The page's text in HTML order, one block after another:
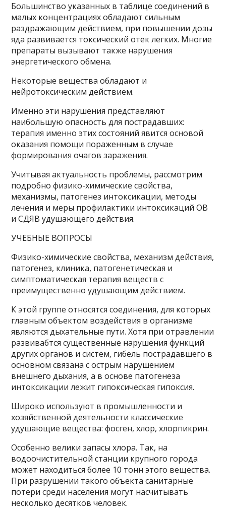
Большинство указанных в таблице соединений в
малых концентрациях обладают сильным
раздражающим действием, при повышении дозы
яда развивается токсический отек легких. Многие
препараты вызывают также нарушения
энергетического обмена.
Некоторые вещества обладают и
нейротоксическим действием.
Именно эти нарушения представляют
наибольшую опасность для пострадавших:
терапия именно этих состояний явится основой
оказания помощи пораженным в случае
формирования очагов заражения.
Учитывая актуальность проблемы, рассмотрим
подробно физико-химические свойства,
механизмы, патогенез интоксикации, методы
лечения и меры профилактики интоксикаций ОВ
и СДЯВ удушающего действия.
УЧЕБНЫЕ ВОПРОСЫ
Физико-химические свойства, механизм действия,
патогенез, клиника, патогенетическая и
симптоматическая терапия веществ с
преимущественно удушающим действием.
К этой группе относятся соединения, для которых
главным объектом воздействия в организме
являются дыхательные пути. Хотя при отравлении
развивабтся существенные нарушения функций
других органов и систем, гибель пострадавшего в
основном связана с острым нарушением
внешнего дыхания, а в основе патогенеза
интоксикации лежит гипоксическая гипоксия.
Широко используют в промышленности и
хозяйственной деятельности классические
удушающие вещества: фосген, хлор, хлорпикрин.
Особенно велики запасы хлора. Так, на
водоочистительной станции крупного города
может находиться более 10 тонн этого вещества.
При разрушении такого объекта санитарные
потери среди населения могут насчитывать
несколько десятков человек.